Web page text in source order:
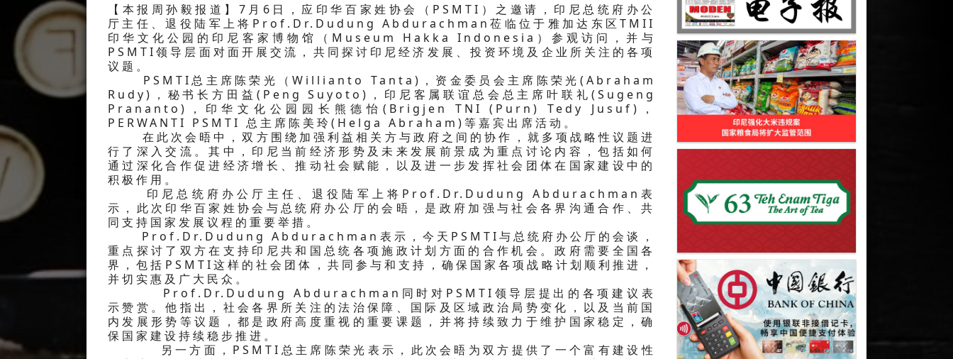
【本报周孙毅报道】7月6日，应印华百家姓协会（PSMTI）之邀请，印尼总统府办公
厅主任、退役陆军上将Prof.Dr.Dudung Abdurachman莅临位于雅加达东区TMII
印华文化公园的印尼客家博物馆（Museum Hakka Indonesia）参观访问，并与
PSMTI领导层面对面开展交流，共同探讨印尼经济发展、投资环境及企业所关注的各项
议题。
PSMTI总主席陈荣光（Willianto Tanta)，资金委员会主席陈荣光(Abraham
Rudy)，秘书长方田益(Peng Suyoto)，印尼客属联谊总会总主席叶联礼(Sugeng
Prananto)，印华文化公园园长熊德怡(Brigjen TNI (Purn) Tedy Jusuf)，
PERWANTI PSMTI 总主席陈美玲(Helga Abraham)等嘉宾出席活动。
在此次会晤中，双方围绕加强利益相关方与政府之间的协作，就多项战略性议题进
行了深入交流。其中，印尼当前经济形势及未来发展前景成为重点讨论内容，包括如何
通过深化合作促进经济增长、推动社会赋能，以及进一步发挥社会团体在国家建设中的
积极作用。
印尼总统府办公厅主任、退役陆军上将Prof.Dr.Dudung Abdurachman表
示，此次印华百家姓协会与总统府办公厅的会晤，是政府加强与社会各界沟通合作、共
同支持国家发展议程的重要举措。
Prof.Dr.Dudung Abdurachman表示，今天PSMTI与总统府办公厅的会谈，
重点探讨了双方在支持印尼共和国总统各项施政计划方面的合作机会。政府需要全国各
界，包括PSMTI这样的社会团体，共同参与和支持，确保国家各项战略计划顺利推进，
并切实惠及广大民众。
Prof.Dr.Dudung Abdurachman同时对PSMTI领导层提出的各项建议表
示赞赏。他指出，社会各界所关注的法治保障、国际及区域政治局势变化，以及当前国
内发展形势等议题，都是政府高度重视的重要课题，并将持续致力于维护国家稳定，确
保国家建设持续稳步推进。
另一方面，PSMTI总主席陈荣光表示，此次会晤为双方提供了一个富有建设性